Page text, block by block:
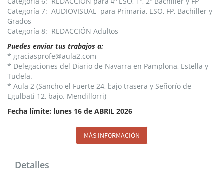
Categoría 7: AUDIOVISUAL para Primaria, ESO, FP, Bachiller y
Grados
Categoría 8: REDACCIÓN Adultos
Puedes enviar tus trabajos a:
* graciasprofe@aula2.com
* Delegaciones del Diario de Navarra en Pamplona, Estella y
Tudela.
* Aula 2 (Sancho el Fuerte 24, bajo trasera y Señorío de
Egulbati 12, bajo. Mendillorri)
Fecha límite: lunes 16 de ABRIL 2026
MÁS INFORMACIÓN
Detalles